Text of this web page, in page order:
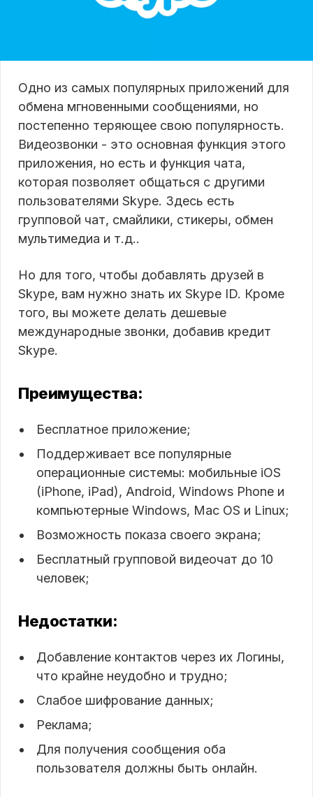
Одно из самых популярных приложений для
обмена мгновенными сообщениями, но
постепенно теряющее свою популярность.
Видеозвонки - это основная функция этого
приложения, но есть и функция чата,
которая позволяет общаться с другими
пользователями Skype. Здесь есть
групповой чат, смайлики, стикеры, обмен
мультимедиа и т.д..
Но для того, чтобы добавлять друзей в
Skype, вам нужно знать их Skype ID. Кроме
того, вы можете делать дешевые
международные звонки, добавив кредит
Skype.
Преимущества:
Бесплатное приложение;
Поддерживает все популярные
операционные системы: мобильные iOS
(iPhone, iPad), Android, Windows Phone и
компьютерные Windows, Mac OS и Linux;
Возможность показа своего экрана;
Бесплатный групповой видеочат до 10
человек;
Недостатки:
Добавление контактов через их Логины,
что крайне неудобно и трудно;
Слабое шифрование данных;
Реклама;
Для получения сообщения оба
пользователя должны быть онлайн.